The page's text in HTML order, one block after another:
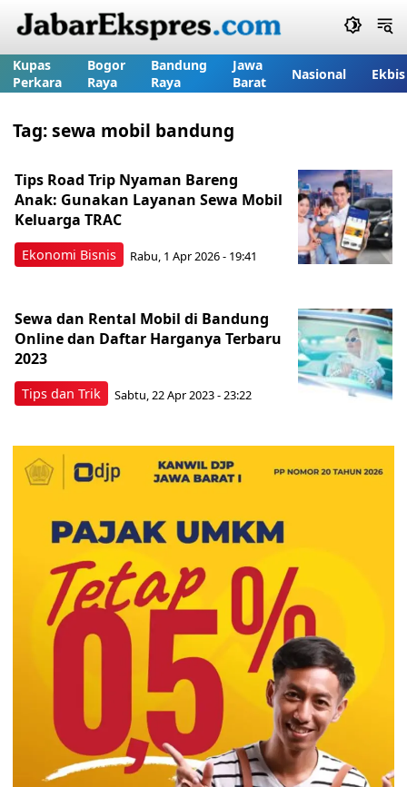
Kupas
Perkara
Bogor
Raya
Bandung
Raya
Jawa
Barat
Nasional Ekbis
Tag:sewa mobil bandung
Ekonomi Bisnis
Tips Road Trip Nyaman Bareng
Anak: Gunakan Layanan Sewa Mobil
Keluarga TRAC
Rabu, 1 Apr 2026 - 19:41
Tips dan Trik
Sewa dan Rental Mobil di Bandung
Online dan Daftar Harganya Terbaru
2023
Sabtu, 22 Apr 2023 - 23:22